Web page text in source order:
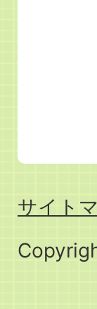
サイト